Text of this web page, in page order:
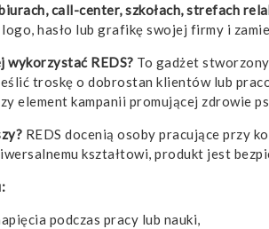
call-center, szkołach, strefach
hasło lub grafikę swojej firmy i
wykorzystać REDS? To gadżet
troskę o dobrostan klientów lub
element kampanii promującej zdrowie
REDS docenią osoby pracujące przy
kształtowi, produkt jest
podczas pracy lub nauki,